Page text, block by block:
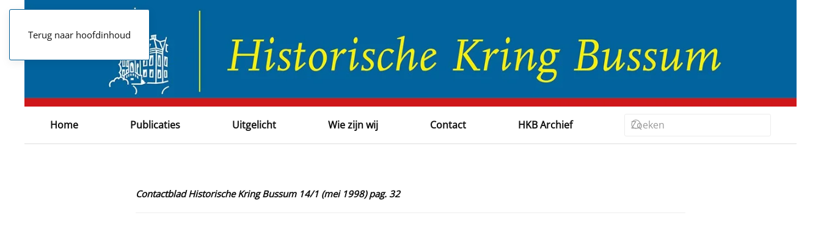
Terug naar hoofdinhoud
Home Publicaties Uitgelicht Wie zijn wij Contact HKB Archief
Contactblad Historische Kring Bussum 14/1 (mei 1998) pag. 32